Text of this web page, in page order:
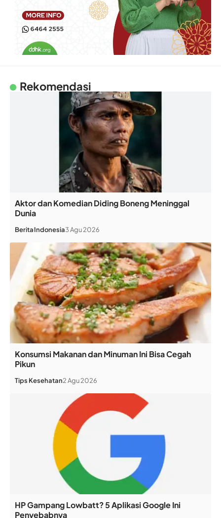
Rekomendasi
Aktor dan Komedian Diding Boneng Meninggal
Dunia
BeritaIndonesia3 Agu 2026
Konsumsi Makanan dan Minuman Ini Bisa Cegah
Pikun
Tips Kesehatan2 Agu 2026
HP Gampang Lowbatt? 5 Aplikasi Google Ini
Penyebabnya